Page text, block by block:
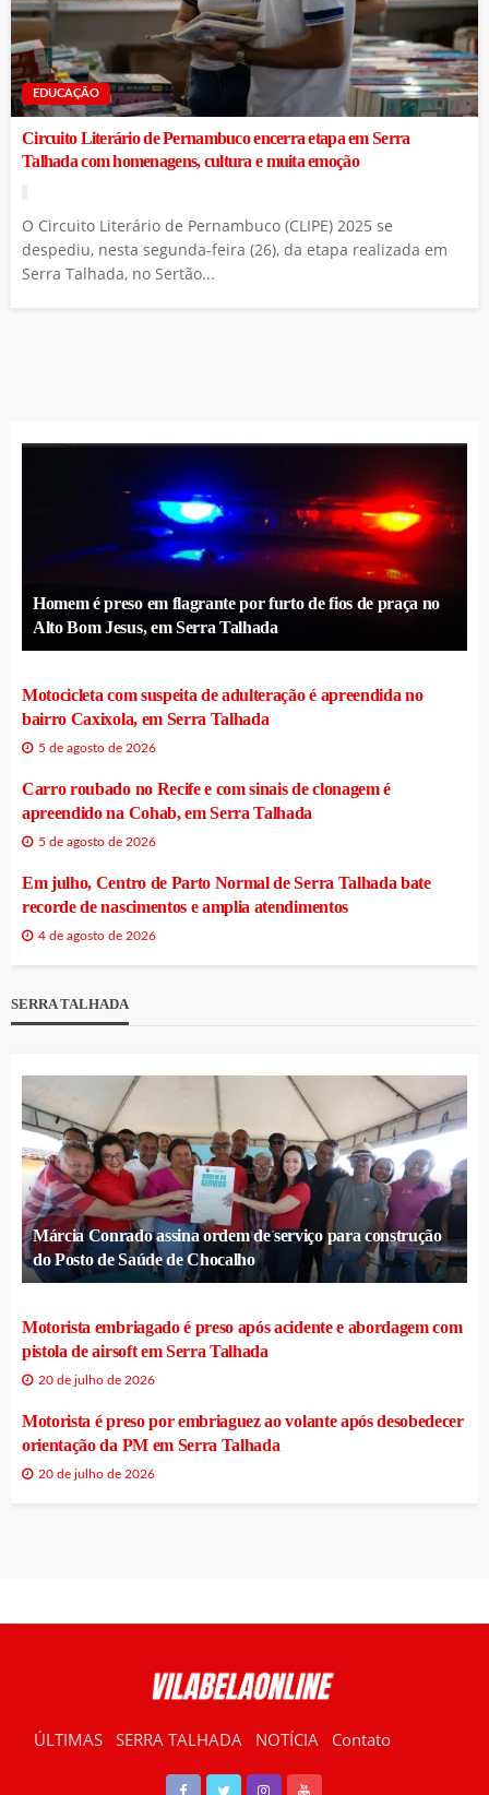
EDUCAÇÃO
Circuito Literário de Pernambuco encerra etapa em Serra
Talhada com homenagens, cultura e muita emoção
O Circuito Literário de Pernambuco (CLIPE) 2025 se
despediu, nesta segunda-feira (26), da etapa realizada em
Serra Talhada, no Sertão...
Homem é preso em flagrante por furto de fios de praça no
Alto Bom Jesus, em Serra Talhada
Motocicleta com suspeita de adulteração é apreendida no
bairro Caxixola, em Serra Talhada
5 de agosto de 2026
Carro roubado no Recife e com sinais de clonagem é
apreendido na Cohab, em Serra Talhada
5 de agosto de 2026
Em julho, Centro de Parto Normal de Serra Talhada bate
recorde de nascimentos e amplia atendimentos
4 de agosto de 2026
SERRA TALHADA
Márcia Conrado assina ordem de serviço para construção
do Posto de Saúde de Chocalho
Motorista embriagado é preso após acidente e abordagem com
pistola de airsoft em Serra Talhada
20 de julho de 2026
Motorista é preso por embriaguez ao volante após desobedecer
orientação da PM em Serra Talhada
20 de julho de 2026
ÚLTIMAS SERRA TALHADA NOTÍCIA Contato